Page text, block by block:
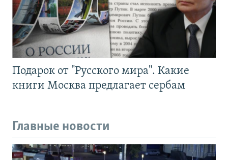
Подарок от "Русского мира". Какие
книги Москва предлагает сербам
Главные новости